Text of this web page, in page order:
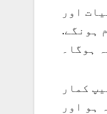
اور
ہونگے.
ہوگا۔
کمار
ہو اور